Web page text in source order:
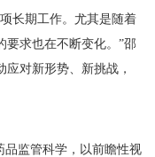
长期工作。尤其是随着
要求也在不断变化。”邵
对新形势、新挑战，
监管科学，以前瞻性视